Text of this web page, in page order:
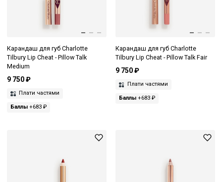
Карандаш для губ Charlotte
Tilbury Lip Cheat - Pillow Talk
Medium
9 750 ₽
Плати частями
Баллы +683 ₽
Карандаш для губ Charlotte
Tilbury Lip Cheat - Pillow Talk Fair
9 750 ₽
Плати частями
Баллы+683 ₽